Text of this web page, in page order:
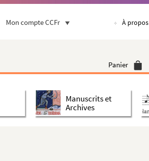
Mon compte CCFr À propos
Panier
Manuscrits et
Archives